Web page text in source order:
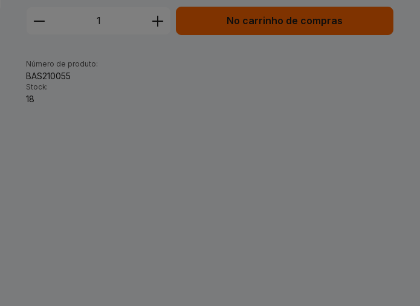
Quantidade do Produto: Insira a quantidade desejada
No carrinho de compras
Número de produto:
BAS210055
Stock:
18